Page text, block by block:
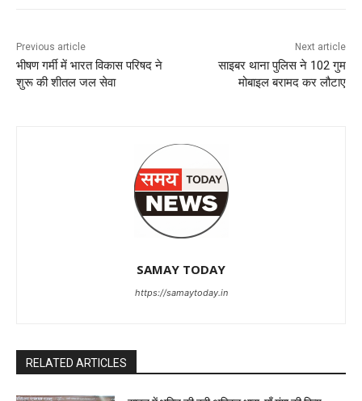
Previous article
भीषण गर्मी में भारत विकास परिषद ने
शुरू की शीतल जल सेवा
Next article
साइबर थाना पुलिस ने 102 गुम
मोबाइल बरामद कर लौटाए
SAMAY TODAY
https://samaytoday.in
RELATED ARTICLES